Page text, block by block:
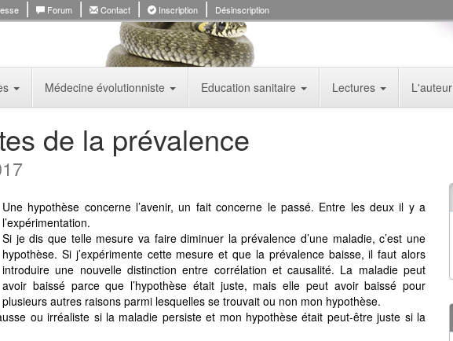
Forum Contact Inscription Désinscription
Médecine évolutionniste Education sanitaire Lectures L'auteur
de la prévalence
Une hypothèse concerne l’avenir, un fait concerne le passé. Entre les deux il y a
l’expérimentation.
Si je dis que telle mesure va faire diminuer la prévalence d’une maladie, c’est une
hypothèse. Si j’expérimente cette mesure et que la prévalence baisse, il faut alors
introduire une nouvelle distinction entre corrélation et causalité. La maladie peut
avoir baissé parce que l’hypothèse était juste, mais elle peut avoir baissé pour
plusieurs autres raisons parmi lesquelles se trouvait ou non mon hypothèse.
ou irréaliste si la maladie persiste et mon hypothèse était peut-être juste si la